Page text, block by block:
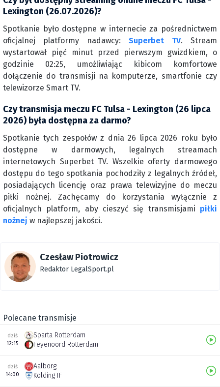
Lexington (26.07.2026)?
Spotkanie było dostępne w internecie za pośrednictwem
oficjalnej platformy nadawcy: Superbet TV. Stream
wystartował pięć minut przed pierwszym gwizdkiem, o
godzinie 02:25, umożliwiając kibicom komfortowe
dołączenie do transmisji na komputerze, smartfonie czy
telewizorze Smart TV.
Czy transmisja meczu FC Tulsa - Lexington (26 lipca
2026) była dostępna za darmo?
Spotkanie tych zespołów z dnia 26 lipca 2026 roku było
dostępne w darmowych, legalnych streamach
internetowych Superbet TV. Wszelkie oferty darmowego
dostępu do tego spotkania pochodziły z legalnych źródeł,
posiadających licencję oraz prawa telewizyjne do meczu
piłki nożnej. Zachęcamy do korzystania wyłącznie z
oficjalnych platform, aby cieszyć się transmisjami piłki
nożnej w najlepszej jakości.
Czesław Piotrowicz
Redaktor LegalSport.pl
Polecane transmisje
dziś
12:15
Sparta Rotterdam
Feyenoord Rotterdam
dziś
14:00
Aalborg
Kolding IF